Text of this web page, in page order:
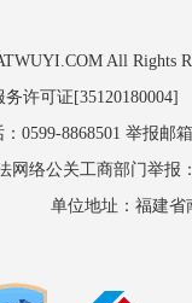
All Rights
许可证
0599-8868501 举报邮
网络公关工商部门举报
单位地址：福建省